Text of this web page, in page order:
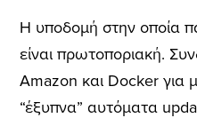
Η υποδομή στην οποία
είναι πρωτοποριακή.
Amazon και Docker για
“έξυπνα” αυτόματα